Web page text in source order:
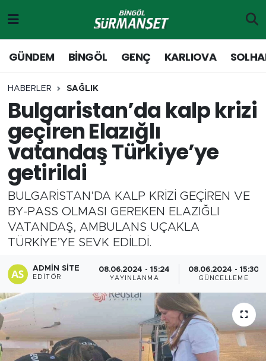
GÜNDEM BİNGÖL GENÇ KARLIOVA
HABERLER SAĞLIK
Bulgaristan’da kalp krizi
geçiren Elazığlı
vatandaş Türkiye’ye
getirildi
BULGARİSTAN’DA KALP KRİZİ GEÇİREN VE
BY-PASS OLMASI GEREKEN ELAZIĞLI
VATANDAŞ, AMBULANS UÇAKLA
TÜRKİYE’YE SEVK EDİLDİ.
ADMIN SITE
EDITÖR
08.06.2024 - 15:24
YAYINLANMA
08.06.2024 - 15:30
GÜNCELLEME
Genç
Solhan
Karlıova
Adaklı-Kiğı
Yayladere-Yedisu
MD Prestij Dergisi
Yaşam
Sağlık
Merkez Hava Durumu
Merkez Trafik Yoğunluk Haritası
Süper Lig Puan Durumu ve Fikstür
Tüm Manşetler
Son Dakika Haberleri
Haber Arşivi